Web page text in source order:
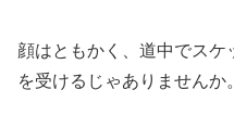
顔はともかく、道中でスケ
を受けるじゃありませんか。